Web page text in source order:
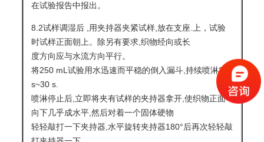
在试验报告中报出。
8.2试样调湿后 ,用夹持器夹紧试样,放在支座.上，试验
时试样正面朝上。除另有要求,织物经向或长
度方向应与水流方向平行。
将250 mL试验用水迅速而平稳的倒入漏斗,持续喷淋25
s~30 s.
喷淋停止后,立即将夹有试样的夹持器拿开,使织物正面
向下几乎成水平,然后对着一个固体硬物
轻轻敲打一下夹持器,水平旋转夹持器180°后再次轻轻敲